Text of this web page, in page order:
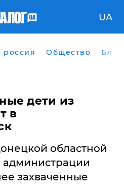
UA
россия Общество
дети из
в
областной
администрации
захваченные